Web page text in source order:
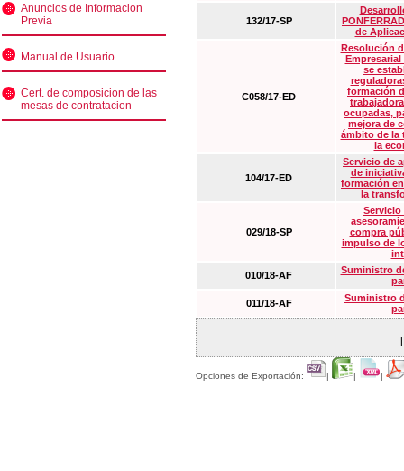
Anuncios de Informacion
Previa
Manual de Usuario
Cert. de composicion de las
mesas de contratacion
132/17-SP
de
C058/17-ED
Resolución
Empresarial
se
formación
ocupadas,
mejora de
ámbito de la
la
104/17-ED
Servicio de
de
formación
la
029/18-SP
Servicio
compra
impulso de
010/18-AF
Suministro
011/18-AF
Suministro
Opciones de Exportación: | | |